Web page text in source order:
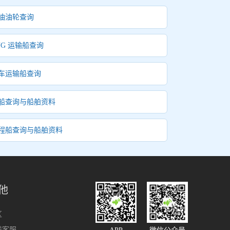
油轮查询
运输船查询
运输船查询
查询与船舶资料
船查询与船舶资料